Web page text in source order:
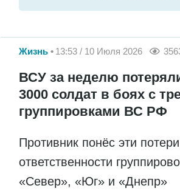
Жизнь 13:53 / 10 Июля 2026
ВСУ за неделю
3000 солдат в боях с
группировками ВС РФ
Противник понёс эти
ответственности
«Север», «Юг» и «Днепр»